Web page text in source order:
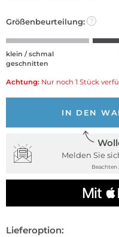
Größenbeurteilung: ?
klein / schmal
geschnitten
Achtung: Nur noch 1 Stück
IN DEN
Melden Sie
Beachten
Lieferoption: